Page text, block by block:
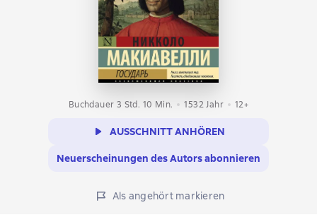
Buchdauer 3 Std. 10 Min. 1532 Jahr 12+
AUSSCHNITT ANHÖREN
Neuerscheinungen des Autors abonnieren
Als angehört markieren